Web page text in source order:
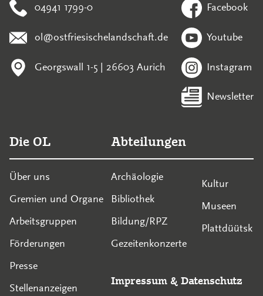
04941 1799-0
ol@ostfriesischelandschaft.de
Georgswall 1-5 | 26603 Aurich
Facebook
Youtube
Instagram
Newsletter
Die OL
Über uns
Gremien und Organe
Arbeitsgruppen
Förderungen
Presse
Stellenanzeigen
Abteilungen
Archäologie
Bibliothek
Bildung/RPZ
Gezeitenkonzerte
Kultur
Museen
Plattdüütsk
Impressum & Datenschutz